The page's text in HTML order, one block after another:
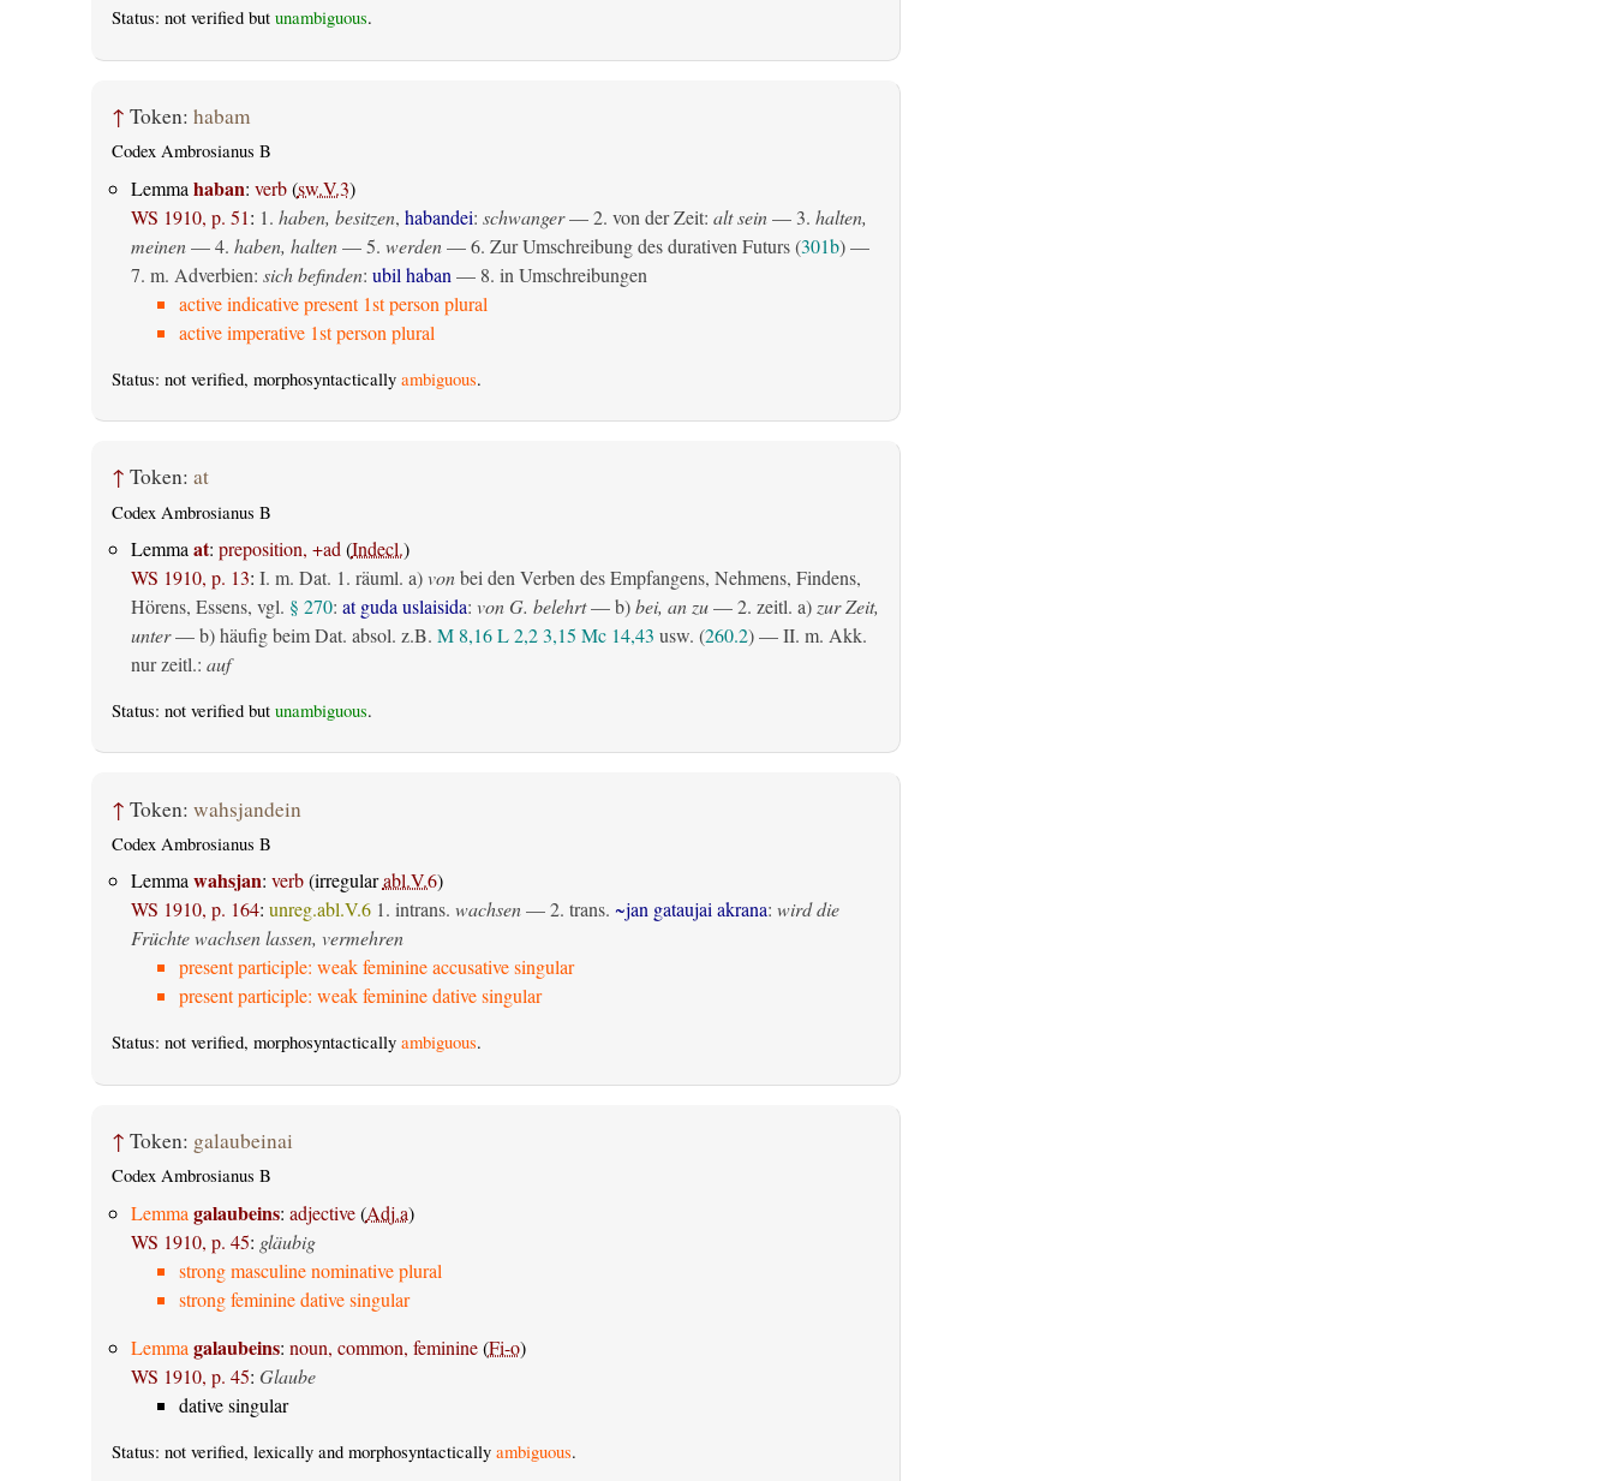
Status: not verified but unambiguous.
↑ Token: habam
Codex Ambrosianus B
Lemma haban: verb(sw.V.3)
WS 1910, p. 51: 1. haben, besitzen, habandei: schwanger— 2. von der Zeit: alt sein— 3. halten,
meinen— 4. haben, halten— 5. werden— 6. Zur Umschreibung des durativen Futurs (301b) —
7. m. Adverbien: sich befinden: ubil haban — 8. in Umschreibungen
active indicative present 1st person plural
active imperative 1st person plural
Status: not verified, morphosyntactically ambiguous.
↑ Token: at
Codex Ambrosianus B
Lemma at: preposition, +ad (Indecl.)
WS 1910, p. 13: I. m. Dat. 1. räuml. a)vonbei den Verben des Empfangens, Nehmens, Findens,
Hörens, Essens, vgl. § 270: at guda uslaisida: von G. belehrt— b)bei, an zu— 2. zeitl. a) zur Zeit,
unter— b) häufig beim Dat. absol. z.B. M 8,16 L 2,2 3,15 Mc 14,43 usw. (260.2) — II. m. Akk.
nur zeitl.: auf
Status: not verified but unambiguous.
↑ Token: wahsjandein
Codex Ambrosianus B
Lemmawahsjan: verb(irregularabl.V.6)
WS 1910, p. 164: unreg.abl.V.61. intrans. wachsen— 2. trans. ~jan gataujai akrana: wird die
Früchte wachsen lassen, vermehren
present participle: weak feminine accusative singular
present participle: weak feminine dative singular
Status: not verified, morphosyntactically ambiguous.
↑ Token: galaubeinai
Codex Ambrosianus B
Lemma galaubeins: adjective(Adj.a)
WS 1910, p. 45: gläubig
strong masculine nominative plural
strong feminine dative singular
Lemma galaubeins: noun, common, feminine(Fi-o)
WS 1910, p. 45: Glaube
dative singular
Status: not verified, lexically and morphosyntactically ambiguous.